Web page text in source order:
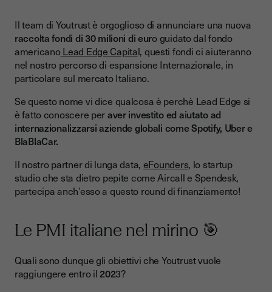
Ma perchè Youtrust ha scelto proprio il bel paese per la sua
espansione Europea?
Obiettivi ambizioni con la crescita del team italiano 🚀
Un mercato in forte crescita
Il team di Youtrust è orgoglioso di annunciare una nuova
raccolta fondi di 30 milioni di euro guidato dal fondo
americanoLead Edge Capital, questi fondi ci aiuteranno
nel nostro percorso di espansione Internazionale, in
particolare sul mercato Italiano.
Se questo nome vi dice qualcosa è perchè Lead Edge si
è fatto conoscere peraver investito ed aiutato ad
internazionalizzarsi aziende globali come Spotify, Uber e
BlaBlaCar.
Il nostro partner di lunga data, eFounders, lo startup
studio che sta dietro pepite come Aircall e Spendesk,
partecipa anch’esso a questo round di finanziamento!
Le PMI italiane nel mirino 🎯
Quali sono dunque gli obiettivi che Youtrust vuole
raggiungere entro il2023?